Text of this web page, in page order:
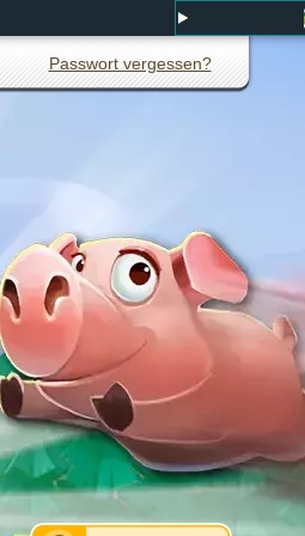
Passwort vergessen?